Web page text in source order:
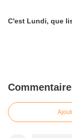
C'est Lundi, que